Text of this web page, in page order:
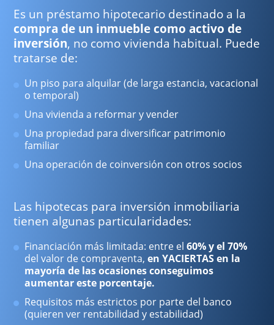
Es un préstamo hipotecario destinado a la
compra de un inmueble como activo de
inversión, no como vivienda habitual. Puede
tratarse de:
Un piso para alquilar (de larga estancia, vacacional
o temporal)
Una vivienda a reformar y vender
Una propiedad para diversificar patrimonio
familiar
Una operación de coinversión con otros socios
Las hipotecas para inversión inmobiliaria
tienen algunas particularidades:
Financiación más limitada: entre el 60% y el 70%
del valor de compraventa, en YACIERTAS en la
mayoría de las ocasiones conseguimos
aumentar este porcentaje.
Requisitos más estrictos por parte del banco
(quieren ver rentabilidad y estabilidad)